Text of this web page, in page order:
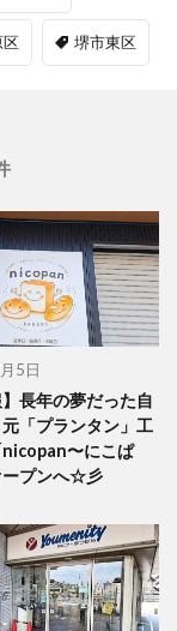
区 堺市東区
5日
】長年の夢だった自
「プランタン」工
nicopan〜にこぱ
ープンへ☆彡